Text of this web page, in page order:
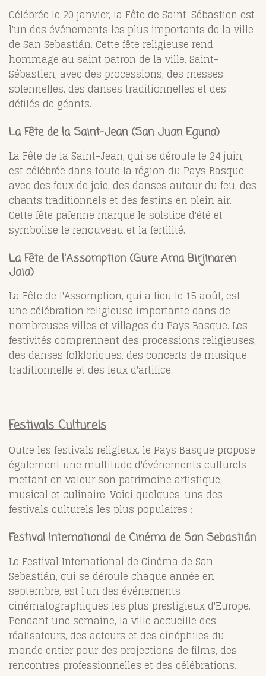
Célébrée le 20 janvier, la Fête de Saint-Sébastien est
l'un des événements les plus importants de la ville
de San Sebastián. Cette fête religieuse rend
hommage au saint patron de la ville, Saint-
Sébastien, avec des processions, des messes
solennelles, des danses traditionnelles et des
défilés de géants.
La Fête de la Saint-Jean (San Juan Eguna)
La Fête de la Saint-Jean, qui se déroule le 24 juin,
est célébrée dans toute la région du Pays Basque
avec des feux de joie, des danses autour du feu, des
chants traditionnels et des festins en plein air.
Cette fête païenne marque le solstice d'été et
symbolise le renouveau et la fertilité.
La Fête de l'Assomption (Gure Ama Birjinaren
Jaia)
La Fête de l'Assomption, qui a lieu le 15 août, est
une célébration religieuse importante dans de
nombreuses villes et villages du Pays Basque. Les
festivités comprennent des processions religieuses,
des danses folkloriques, des concerts de musique
traditionnelle et des feux d'artifice.
Festivals Culturels
Outre les festivals religieux, le Pays Basque propose
également une multitude d'événements culturels
mettant en valeur son patrimoine artistique,
musical et culinaire. Voici quelques-uns des
festivals culturels les plus populaires :
Festival International de Cinéma de San Sebastián
Le Festival International de Cinéma de San
Sebastián, qui se déroule chaque année en
septembre, est l'un des événements
cinématographiques les plus prestigieux d'Europe.
Pendant une semaine, la ville accueille des
réalisateurs, des acteurs et des cinéphiles du
monde entier pour des projections de films, des
rencontres professionnelles et des célébrations.